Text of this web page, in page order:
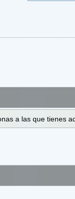
a las que tienes